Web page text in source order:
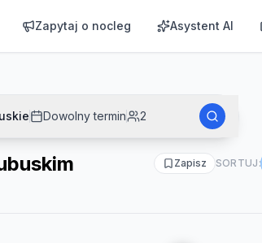
Zapytaj o nocleg Asystent AI
Dowolny termin 2
Zapisz SORTUJ: